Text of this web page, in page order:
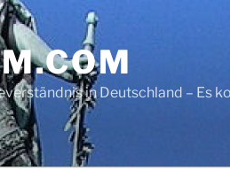
in Deutschland – Es